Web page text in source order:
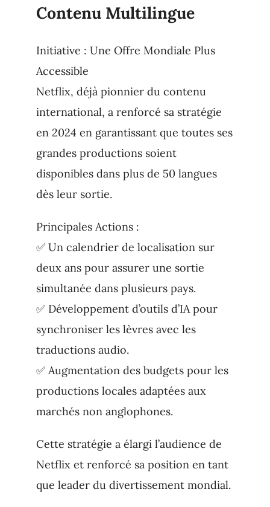
Contenu Multilingue
Initiative : Une Offre Mondiale Plus
Accessible
Netflix, déjà pionnier du contenu
international, a renforcé sa stratégie
en 2024 en garantissant que toutes ses
grandes productions soient
disponibles dans plus de 50 langues
dès leur sortie.
Principales Actions :
✅ Un calendrier de localisation sur
deux ans pour assurer une sortie
simultanée dans plusieurs pays.
✅ Développement d’outils d’IA pour
synchroniser les lèvres avec les
traductions audio.
✅ Augmentation des budgets pour les
productions locales adaptées aux
marchés non anglophones.
Cette stratégie a élargi l’audience de
Netflix et renforcé sa position en tant
que leader du divertissement mondial.